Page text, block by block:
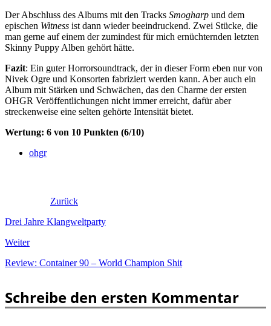
Der Abschluss des Albums mit den Tracks Smogharp und dem
epischen Witness ist dann wieder beeindruckend. Zwei Stücke, die
man gerne auf einem der zumindest für mich ernüchternden letzten
Skinny Puppy Alben gehört hätte.
Fazit: Ein guter Horrorsoundtrack, der in dieser Form eben nur von
Nivek Ogre und Konsorten fabriziert werden kann. Aber auch ein
Album mit Stärken und Schwächen, das den Charme der ersten
OHGR Veröffentlichungen nicht immer erreicht, dafür aber
streckenweise eine selten gehörte Intensität bietet.
Wertung: 6 von 10 Punkten (6/10)
ohgr
Zurück
Drei Jahre Klangweltparty
Weiter
Review: Container 90 – World Champion Shit
Schreibe den ersten Kommentar